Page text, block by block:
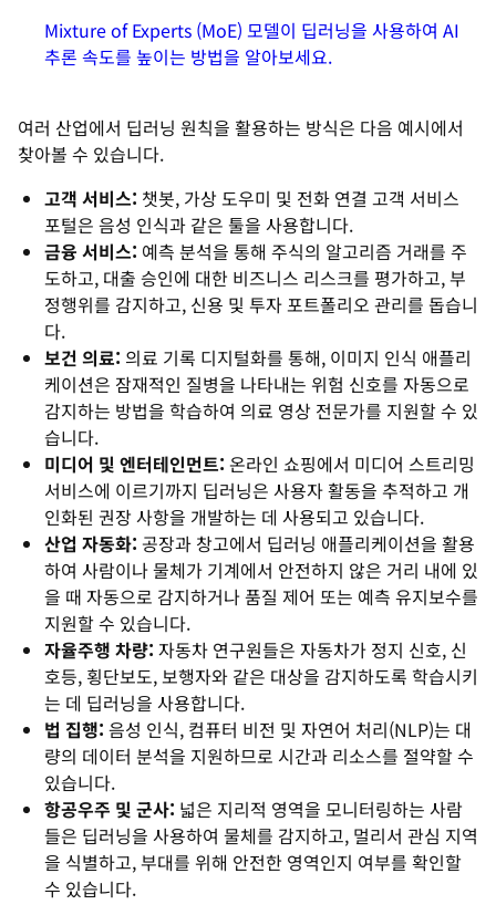
Mixture of Experts (MoE) 모델이 딥러닝을 사용하여 AI
추론 속도를 높이는 방법을 알아보세요.
여러 산업에서 딥러닝 원칙을 활용하는 방식은 다음 예시에서
찾아볼 수 있습니다.
고객 서비스: 챗봇, 가상 도우미 및 전화 연결 고객 서비스
포털은 음성 인식과 같은 툴을 사용합니다.
금융 서비스: 예측 분석을 통해 주식의 알고리즘 거래를 주
도하고, 대출 승인에 대한 비즈니스 리스크를 평가하고, 부
정행위를 감지하고, 신용 및 투자 포트폴리오 관리를 돕습니
다.
보건 의료: 의료 기록 디지털화를 통해, 이미지 인식 애플리
케이션은 잠재적인 질병을 나타내는 위험 신호를 자동으로
감지하는 방법을 학습하여 의료 영상 전문가를 지원할 수 있
습니다.
미디어 및 엔터테인먼트: 온라인 쇼핑에서 미디어 스트리밍
서비스에 이르기까지 딥러닝은 사용자 활동을 추적하고 개
인화된 권장 사항을 개발하는 데 사용되고 있습니다.
산업 자동화: 공장과 창고에서 딥러닝 애플리케이션을 활용
하여 사람이나 물체가 기계에서 안전하지 않은 거리 내에 있
을 때 자동으로 감지하거나 품질 제어 또는 예측 유지보수를
지원할 수 있습니다.
자율주행 차량: 자동차 연구원들은 자동차가 정지 신호, 신
호등, 횡단보도, 보행자와 같은 대상을 감지하도록 학습시키
는 데 딥러닝을 사용합니다.
법 집행: 음성 인식, 컴퓨터 비전 및 자연어 처리(NLP)는 대
량의 데이터 분석을 지원하므로 시간과 리소스를 절약할 수
있습니다.
항공우주 및 군사: 넓은 지리적 영역을 모니터링하는 사람
들은 딥러닝을 사용하여 물체를 감지하고, 멀리서 관심 지역
을 식별하고, 부대를 위해 안전한 영역인지 여부를 확인할
수 있습니다.